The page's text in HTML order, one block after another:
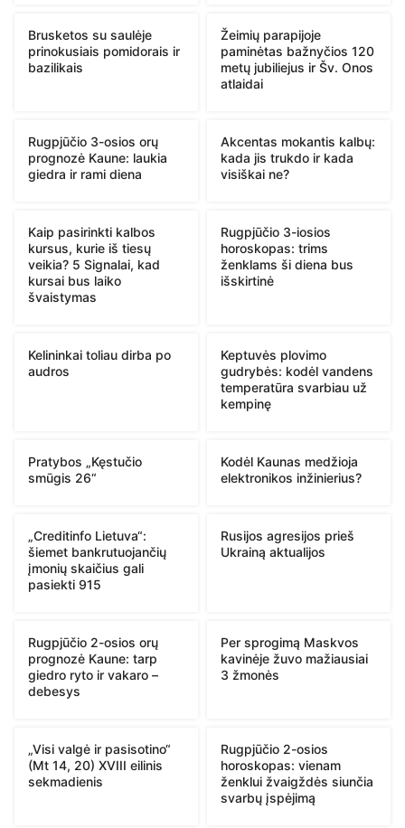
Brusketos su saulėje
prinokusiais pomidorais ir
bazilikais
Žeimių parapijoje
paminėtas bažnyčios 120
metų jubiliejus ir Šv. Onos
atlaidai
Rugpjūčio 3-osios orų
prognozė Kaune: laukia
giedra ir rami diena
Akcentas mokantis kalbų:
kada jis trukdo ir kada
visiškai ne?
Kaip pasirinkti kalbos
kursus, kurie iš tiesų
veikia? 5 Signalai, kad
kursai bus laiko
švaistymas
Rugpjūčio 3-iosios
horoskopas: trims
ženklams ši diena bus
išskirtinė
Kelininkai toliau dirba po
audros
Keptuvės plovimo
gudrybės: kodėl vandens
temperatūra svarbiau už
kempinę
Pratybos „Kęstučio
smūgis 26“
Kodėl Kaunas medžioja
elektronikos inžinierius?
„Creditinfo Lietuva“:
šiemet bankrutuojančių
įmonių skaičius gali
pasiekti 915
Rusijos agresijos prieš
Ukrainą aktualijos
Rugpjūčio 2-osios orų
prognozė Kaune: tarp
giedro ryto ir vakaro –
debesys
Per sprogimą Maskvos
kavinėje žuvo mažiausiai
3 žmonės
„Visi valgė ir pasisotino“
(Mt 14, 20) XVIII eilinis
sekmadienis
Rugpjūčio 2-osios
horoskopas: vienam
ženklui žvaigždės siunčia
svarbų įspėjimą